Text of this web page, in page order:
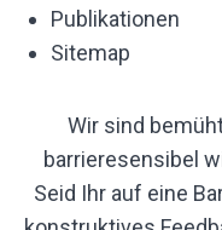
Publikationen
Sitemap
Wir sind
barrieresensibel
Seid Ihr auf eine